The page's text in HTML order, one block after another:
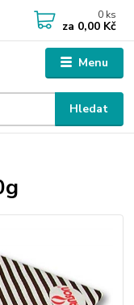
Menu
Hledat
0 ks
za 0,00 Kč